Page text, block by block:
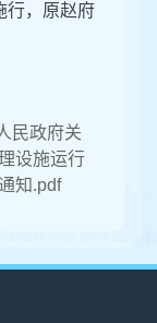
行，原赵府
民政府关
设施运行
知.pdf